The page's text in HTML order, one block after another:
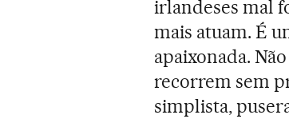
irlandeses mal
mais atuam. É
apaixonada.
recorrem sem
simplista,